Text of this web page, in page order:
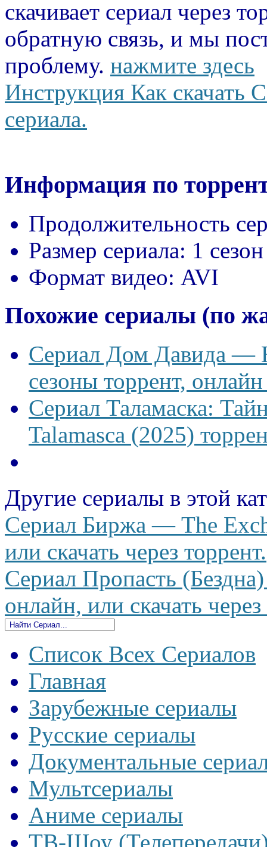
скачивает сериал через
обратную связь, и мы
проблему. нажмите здесь
Инструкция Как скачать
сериала.
Информация по
Продолжительность
Размер сериала: 1
Формат видео: AVI
Похожие сериалы (по
Сериал Дом Давида —
сезоны торрент,
Сериал Таламаска:
Talamasca (2025)
Другие сериалы в этой
Сериал Биржа — The
или скачать через торрент.
Сериал Пропасть
онлайн, или скачать
Список Всех Сериалов
Главная
Зарубежные сериалы
Русские сериалы
Документальные
Мультсериалы
Аниме сериалы